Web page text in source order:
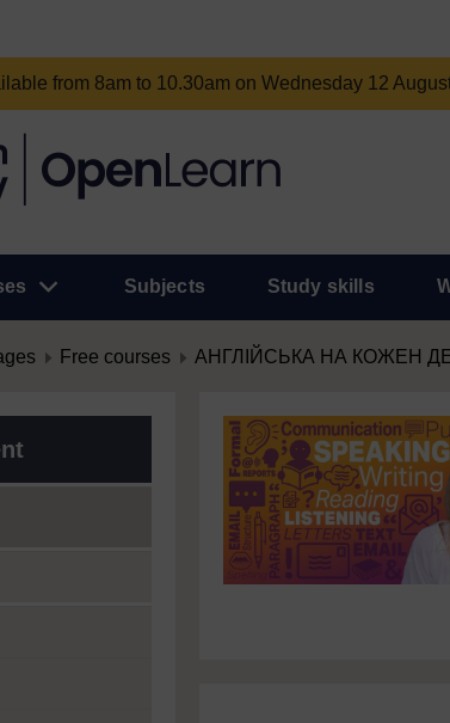
from 8am to 10.30am on Wednesday 12
Subjects Study skills
Free courses АНГЛІЙСЬКА НА КОЖЕН